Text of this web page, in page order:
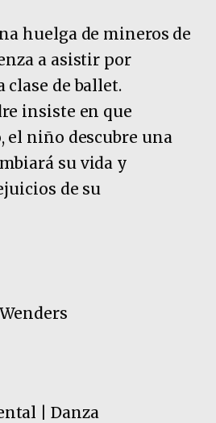
huelga de mineros de
a asistir por
clase de ballet.
insiste en que
el niño descubre una
su vida y
de su
| Danza